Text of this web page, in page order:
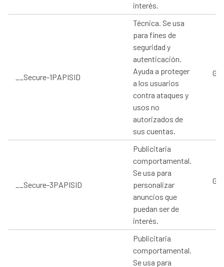
interés.
__Secure-1PAPISID
Técnica. Se usa
para fines de
seguridad y
autenticación.
Ayuda a proteger
a los usuarios
contra ataques y
usos no
autorizados de
sus cuentas.
__Secure-3PAPISID
Publicitaria
comportamental.
Se usa para
personalizar
anuncios que
puedan ser de
interés.
Publicitaria
comportamental.
Se usa para